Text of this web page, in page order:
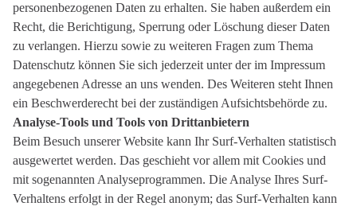
personenbezogenen Daten zu erhalten. Sie haben außerdem ein
Recht, die Berichtigung, Sperrung oder Löschung dieser Daten
zu verlangen. Hierzu sowie zu weiteren Fragen zum Thema
Datenschutz können Sie sich jederzeit unter der im Impressum
angegebenen Adresse an uns wenden. Des Weiteren steht Ihnen
ein Beschwerderecht bei der zuständigen Aufsichtsbehörde zu.
Analyse-Tools und Tools von Drittanbietern
Beim Besuch unserer Website kann Ihr Surf-Verhalten statistisch
ausgewertet werden. Das geschieht vor allem mit Cookies und
mit sogenannten Analyseprogrammen. Die Analyse Ihres Surf-
Verhaltens erfolgt in der Regel anonym; das Surf-Verhalten kann